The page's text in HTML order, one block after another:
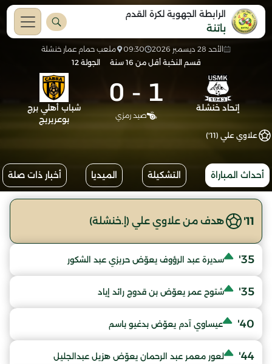
الرابطة الجهوية لكرة القدم
باتنة
الأحد 28 ديسمبر 2026 09:30
ملعب حمام عمار خنشلة
قسم النخبة أقل من 16 سنة
الجولة 12
إتحاد خنشلة 1
-
0
صيد رمزي
شباب أهلي برج
بوعريريج
علاوي علي (11')
أحداث المباراة التشكيلة الميديا أخبار ذات صلة
11' هدف من علاوي علي (إ.خنشلة)
35' سديرة عبد الرؤوف يعوّض حريزي عبد الشكور
35' شتوح عمر يعوّض بن قدوج رائد إياد
40' عيساوي آدم يعوّض بدغيو باسم
44' لعور معمر عبد الرحمان يعوّض هزيل عبدالجليل